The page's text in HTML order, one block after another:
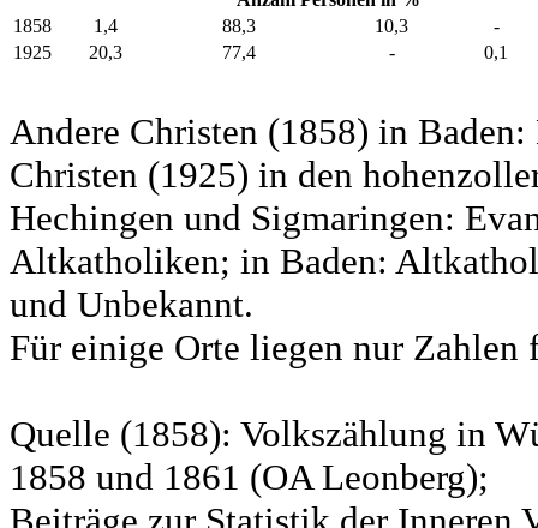
1858
1,4 88,3 10,3
-
1925
20,3 77,4 - 0,1
Andere Christen (1858) in
Christen (1925) in den
Hechingen und Sigmaringen:
Altkatholiken; in Baden:
und Unbekannt.
Für einige Orte liegen nur Zahlen
Quelle (1858): Volkszählung in
1858 und 1861 (OA Leonberg);